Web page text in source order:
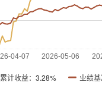
累计收益： 3.28% 业绩